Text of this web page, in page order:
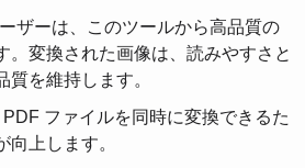
ザーは、このツールから高品質の
。変換された画像は、読みやすさと
質を維持します。
ファイルを同時に変換できるた
向上します。